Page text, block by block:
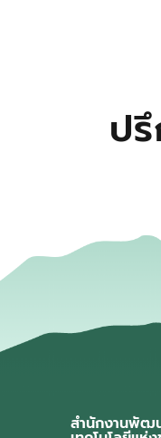
ป
สำนักงานพัฒ